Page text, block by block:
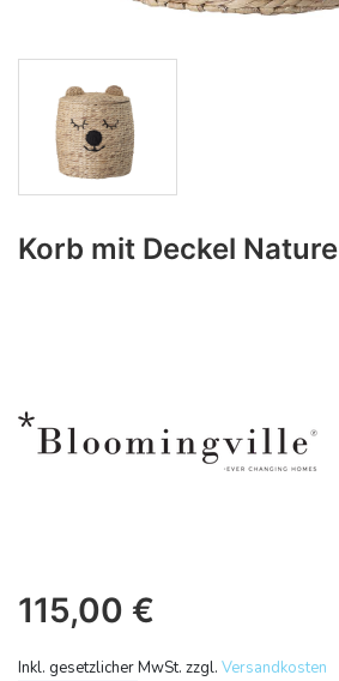
Korb mit Deckel Nature
115,00 €
Inkl. gesetzlicher MwSt. zzgl. Versandkosten